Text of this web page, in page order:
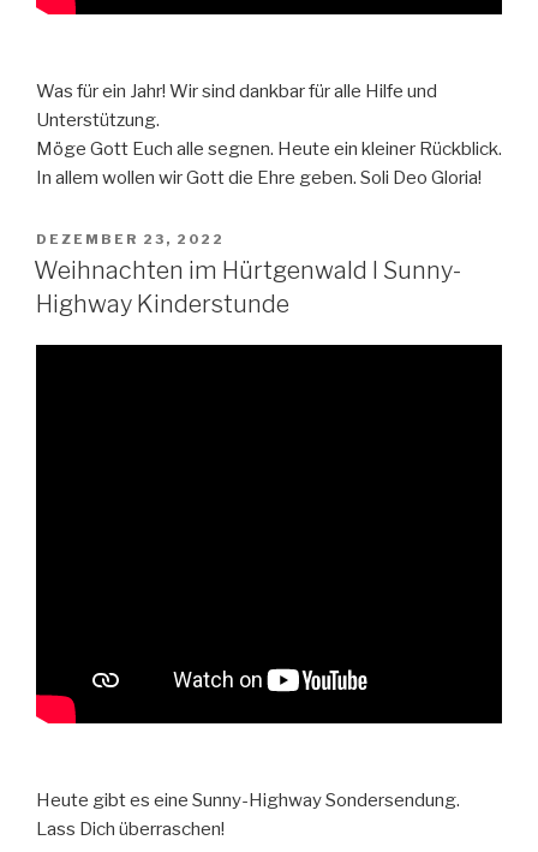
Was für ein Jahr! Wir sind dankbar für alle Hilfe und
Unterstützung.
Möge Gott Euch alle segnen. Heute ein kleiner Rückblick.
In allem wollen wir Gott die Ehre geben. Soli Deo Gloria!
VERÖFFENTLICHT
AM
DEZEMBER 23, 2022
Weihnachten im Hürtgenwald I Sunny-
Highway Kinderstunde
Heute gibt es eine Sunny-Highway Sondersendung.
Lass Dich überraschen!